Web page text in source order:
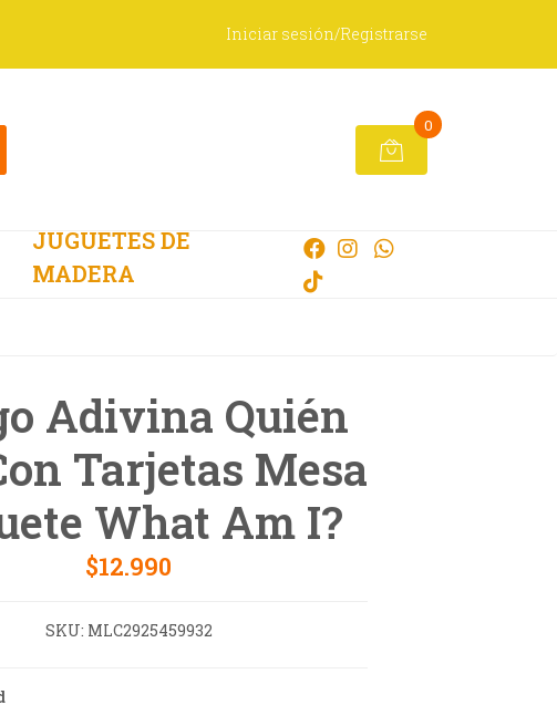
Iniciar sesión/Registrarse
0
JUGUETES DE
MADERA
Adivina Quién
Tarjetas Mesa
What Am I?
$12.990
SKU: MLC2925459932